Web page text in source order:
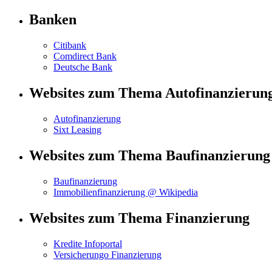
Banken
Citibank
Comdirect Bank
Deutsche Bank
Websites zum Thema
Autofinanzierung
Sixt Leasing
Websites zum Thema Baufinanzierung
Baufinanzierung
Immobilienfinanzierung @ Wikipedia
Websites zum Thema Finanzierung
Kredite Infoportal
Versicherungo Finanzierung